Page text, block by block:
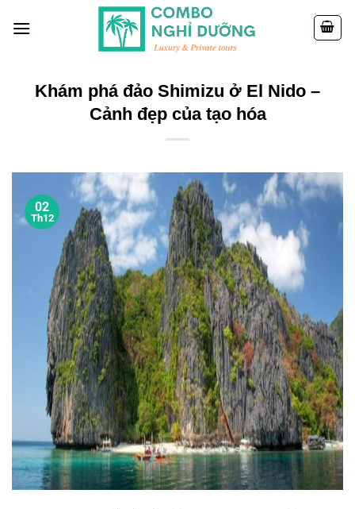
Khám phá đảo Shimizu ở El Nido –
Cảnh đẹp của tạo hóa
02
Th12